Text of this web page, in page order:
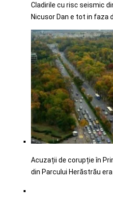
Cladirile cu risc seismic
Nicusor Dan e tot in faza
Acuzații de corupție în
din Parcului Herăstrău